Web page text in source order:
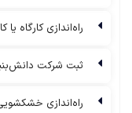
راه‌اندازی کارگاه یا
ثبت شرکت
راه‌اندازی